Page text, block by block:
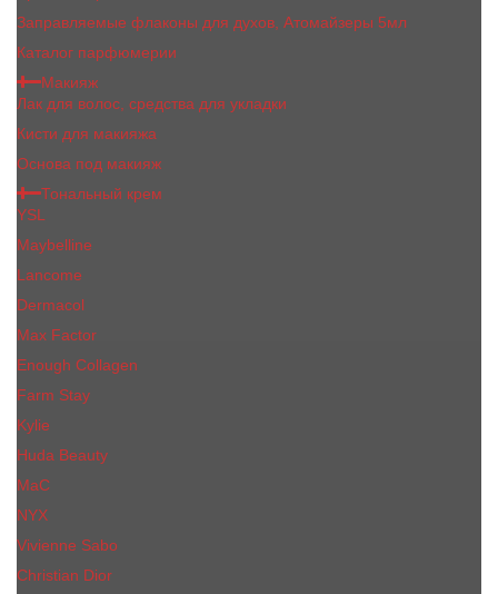
Заправляемые флаконы для духов, Атомайзеры 5мл
Каталог парфюмерии
Макияж
Лак для волос, средства для укладки
Кисти для макияжа
Основа под макияж
Тональный крем
YSL
Maybelline
Lancome
Dermacol
Max Factor
Enough Collagen
Farm Stay
Kylie
Huda Beauty
МаС
NYX
Vivienne Sabo
Сhristiаn Diоr